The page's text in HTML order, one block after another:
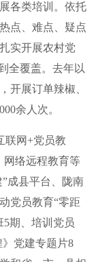
各类培训。依托
点、难点、疑点
实开展农村党
全覆盖。去年以
开展订单辣椒、
余人次。
联网+党员教
网络远程教育等
成县平台、陇南
党员教育“零距
5期、培训党员
》党建专题片8